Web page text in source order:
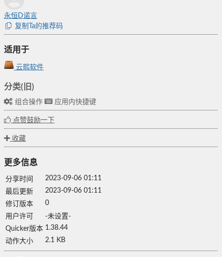
永恒D诺言
复制Ta的推荐码
适用于
云熙软件
分类(旧)
组合操作 应用内快捷键
点赞鼓励一下
收藏
更多信息
分享时间
2023-09-06 01:11
最后更新
2023-09-06 01:11
修订版本
0
用户许可
-未设置-
Quicker版本 1.38.44
动作大小
2.1 KB